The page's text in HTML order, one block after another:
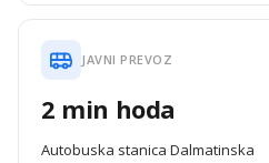
JAVNI PREVOZ
2 min hoda
Autobuska stanica Dalmatinska